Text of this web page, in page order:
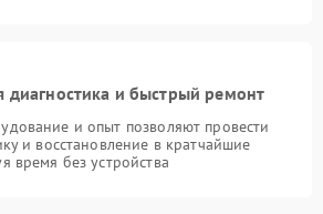
диагностика и быстрый ремонт
и опыт позволяют провести
и восстановление в кратчайшие
время без устройства